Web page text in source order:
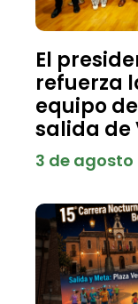
El
refuerza
equipo
salida de
3 de agosto